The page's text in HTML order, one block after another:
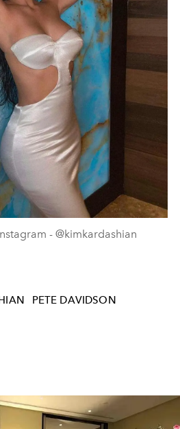
- @kimkardashian
PETE DAVIDSON